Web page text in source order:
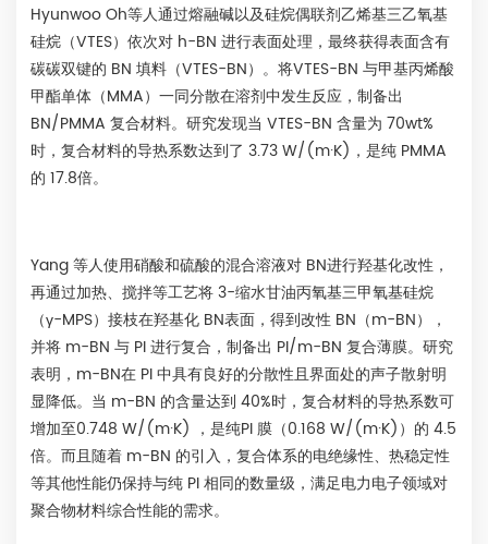
Hyunwoo Oh等人通过熔融碱以及硅烷偶联剂乙烯基三乙氧基
硅烷（VTES）依次对 h-BN 进行表面处理，最终获得表面含有
碳碳双键的 BN 填料（VTES-BN）。将VTES-BN 与甲基丙烯酸
甲酯单体（MMA）一同分散在溶剂中发生反应，制备出
BN/PMMA 复合材料。研究发现当 VTES-BN 含量为 70wt%
时，复合材料的导热系数达到了 3.73 W/(m·K)，是纯 PMMA
的 17.8倍。
Yang 等人使用硝酸和硫酸的混合溶液对 BN进行羟基化改性，
再通过加热、搅拌等工艺将 3-缩水甘油丙氧基三甲氧基硅烷
（γ-MPS）接枝在羟基化 BN表面，得到改性 BN（m-BN），
并将 m-BN 与 PI 进行复合，制备出 PI/m-BN 复合薄膜。研究
表明，m-BN在 PI 中具有良好的分散性且界面处的声子散射明
显降低。当 m-BN 的含量达到 40%时，复合材料的导热系数可
增加至0.748 W/(m·K) ，是纯PI 膜（0.168 W/(m·K)）的 4.5
倍。而且随着 m-BN 的引入，复合体系的电绝缘性、热稳定性
等其他性能仍保持与纯 PI 相同的数量级，满足电力电子领域对
聚合物材料综合性能的需求。